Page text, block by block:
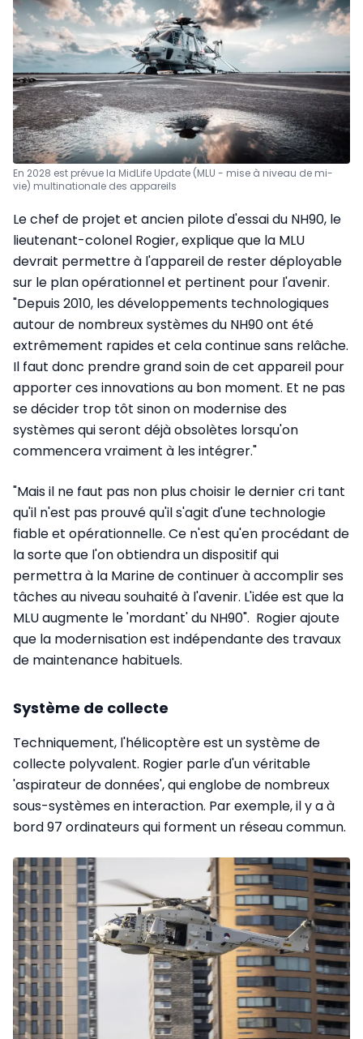
En 2028 est prévue la MidLife Update (MLU - mise à niveau de mi-
vie) multinationale des appareils
Le chef de projet et ancien pilote d'essai du NH90, le
lieutenant-colonel Rogier, explique que la MLU
devrait permettre à l'appareil de rester déployable
sur le plan opérationnel et pertinent pour l'avenir.
"Depuis 2010, les développements technologiques
autour de nombreux systèmes du NH90 ont été
extrêmement rapides et cela continue sans relâche.
Il faut donc prendre grand soin de cet appareil pour
apporter ces innovations au bon moment. Et ne pas
se décider trop tôt sinon on modernise des
systèmes qui seront déjà obsolètes lorsqu'on
commencera vraiment à les intégrer."
"Mais il ne faut pas non plus choisir le dernier cri tant
qu'il n'est pas prouvé qu'il s'agit d'une technologie
fiable et opérationnelle. Ce n'est qu'en procédant de
la sorte que l'on obtiendra un dispositif qui
permettra à la Marine de continuer à accomplir ses
tâches au niveau souhaité à l'avenir. L'idée est que la
MLU augmente le 'mordant' du NH90". Rogier ajoute
que la modernisation est indépendante des travaux
de maintenance habituels.
Système de collecte
Techniquement, l'hélicoptère est un système de
collecte polyvalent. Rogier parle d'un véritable
'aspirateur de données', qui englobe de nombreux
sous-systèmes en interaction. Par exemple, il y a à
bord 97 ordinateurs qui forment un réseau commun.